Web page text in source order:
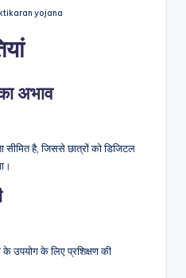
yojana
अभाव
सीमित है, जिससे छात्रों को डिजिटल
के उपयोग के लिए प्रशिक्षण की